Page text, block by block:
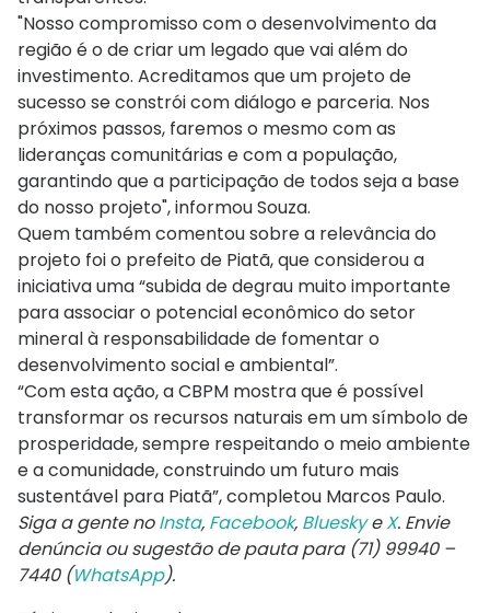
"Nosso compromisso com o desenvolvimento da
região é o de criar um legado que vai além do
investimento. Acreditamos que um projeto de
sucesso se constrói com diálogo e parceria. Nos
próximos passos, faremos o mesmo com as
lideranças comunitárias e com a população,
garantindo que a participação de todos seja a base
do nosso projeto", informou Souza.
Quem também comentou sobre a relevância do
projeto foi o prefeito de Piatã, que considerou a
iniciativa uma “subida de degrau muito importante
para associar o potencial econômico do setor
mineral à responsabilidade de fomentar o
desenvolvimento social e ambiental”.
“Com esta ação, a CBPM mostra que é possível
transformar os recursos naturais em um símbolo de
prosperidade, sempre respeitando o meio ambiente
e a comunidade, construindo um futuro mais
sustentável para Piatã”, completou Marcos Paulo.
Siga a gente noInsta, Facebook, BlueskyeX. Envie
denúncia ou sugestão de pauta para (71) 99940 –
7440 (WhatsApp).